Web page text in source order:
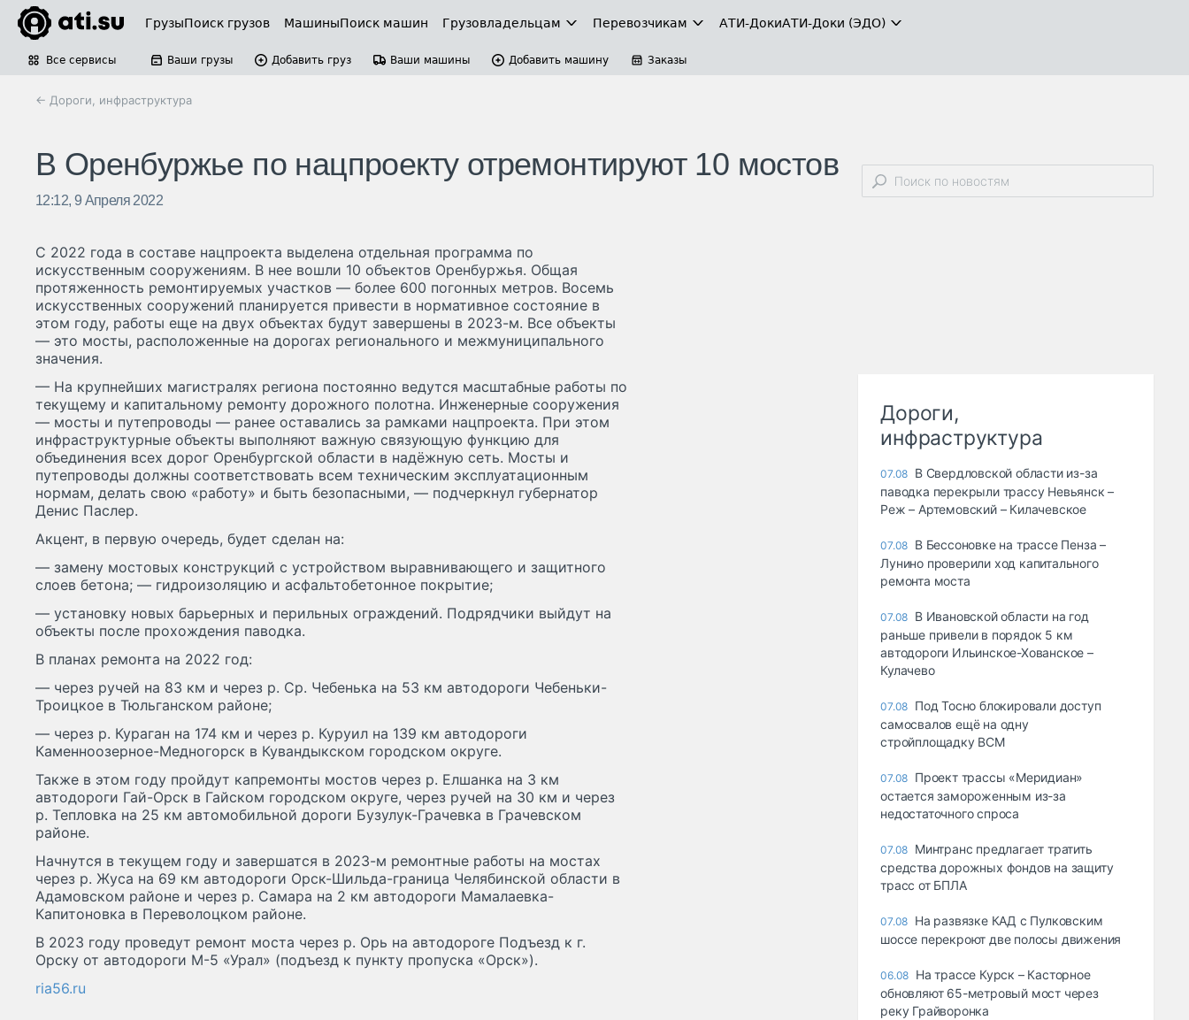
ГрузыПоиск грузов МашиныПоиск машин Грузовладельцам Перевозчикам АТИ-ДокиАТИ-Доки (ЭДО)
Все сервисы Ваши грузы Добавить груз Ваши машины Добавить машину Заказы
← Дороги, инфраструктура
В Оренбуржье по нацпроекту отремонтируют 10 мостов
12:12, 9 Апреля 2022
С 2022 года в составе нацпроекта выделена отдельная программа по
искусственным сооружениям. В нее вошли 10 объектов Оренбуржья. Общая
протяженность ремонтируемых участков — более 600 погонных метров. Восемь
искусственных сооружений планируется привести в нормативное состояние в
этом году, работы еще на двух объектах будут завершены в 2023-м. Все объекты
— это мосты, расположенные на дорогах регионального и межмуниципального
значения.
— На крупнейших магистралях региона постоянно ведутся масштабные работы по
текущему и капитальному ремонту дорожного полотна. Инженерные сооружения
— мосты и путепроводы — ранее оставались за рамками нацпроекта. При этом
инфраструктурные объекты выполняют важную связующую функцию для
объединения всех дорог Оренбургской области в надёжную сеть. Мосты и
путепроводы должны соответствовать всем техническим эксплуатационным
нормам, делать свою «работу» и быть безопасными, — подчеркнул губернатор
Денис Паслер.
Акцент, в первую очередь, будет сделан на:
— замену мостовых конструкций с устройством выравнивающего и защитного
слоев бетона; — гидроизоляцию и асфальтобетонное покрытие;
— установку новых барьерных и перильных ограждений. Подрядчики выйдут на
объекты после прохождения паводка.
В планах ремонта на 2022 год:
— через ручей на 83 км и через р. Ср. Чебенька на 53 км автодороги Чебеньки-
Троицкое в Тюльганском районе;
— через р. Кураган на 174 км и через р. Куруил на 139 км автодороги
Каменноозерное-Медногорск в Кувандыкском городском округе.
Также в этом году пройдут капремонты мостов через р. Елшанка на 3 км
автодороги Гай-Орск в Гайском городском округе, через ручей на 30 км и через
р. Тепловка на 25 км автомобильной дороги Бузулук-Грачевка в Грачевском
районе.
Начнутся в текущем году и завершатся в 2023-м ремонтные работы на мостах
через р. Жуса на 69 км автодороги Орск-Шильда-граница Челябинской области в
Адамовском районе и через р. Самара на 2 км автодороги Мамалаевка-
Капитоновка в Переволоцком районе.
В 2023 году проведут ремонт моста через р. Орь на автодороге Подъезд к г.
Орску от автодороги М-5 «Урал» (подъезд к пункту пропуска «Орск»).
ria56.ru
Дороги,
инфраструктура
07.08 В Свердловской области из-за
паводка перекрыли трассу Невьянск –
Реж – Артемовский – Килачевское
07.08 В Бессоновке на трассе Пенза –
Лунино проверили ход капитального
ремонта моста
07.08 В Ивановской области на год
раньше привели в порядок 5 км
автодороги Ильинское-Хованское –
Кулачево
07.08 Под Тосно блокировали доступ
самосвалов ещё на одну
стройплощадку ВСМ
07.08 Проект трассы «Меридиан»
остается замороженным из-за
недостаточного спроса
07.08 Минтранс предлагает тратить
средства дорожных фондов на защиту
трасс от БПЛА
07.08 На развязке КАД с Пулковским
шоссе перекроют две полосы движения
06.08 На трассе Курск – Касторное
обновляют 65-метровый мост через
реку Грайворонка